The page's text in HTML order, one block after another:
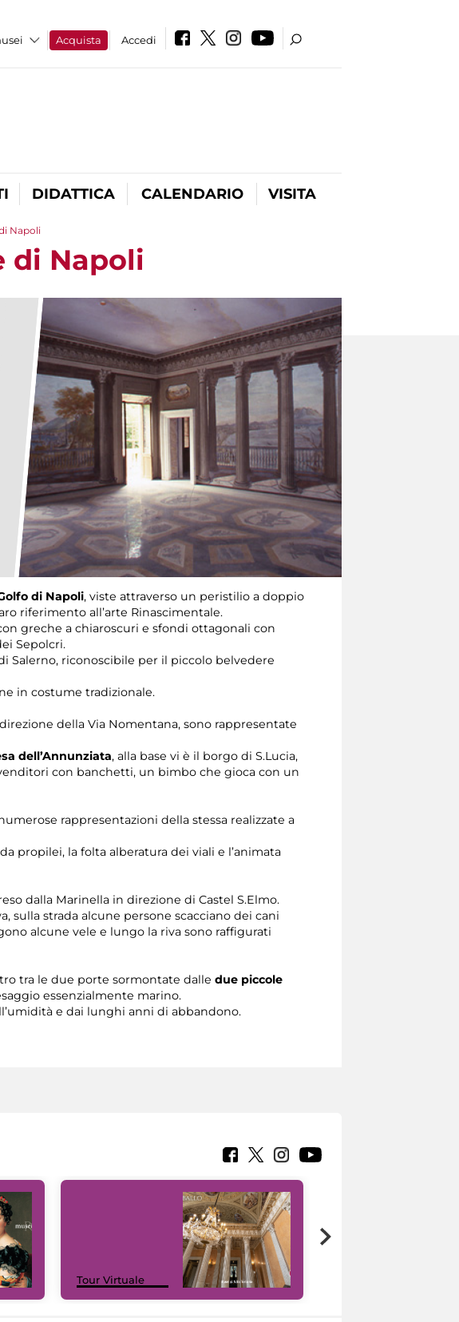
Acquista Accedi
DIDATTICA CALENDARIO VISITA
Napoli
di Napoli
di Napoli, viste attraverso un peristilio a doppio
riferimento all’arte Rinascimentale.
greche a chiaroscuri e sfondi ottagonali con
Sepolcri.
Salerno, riconoscibile per il piccolo belvedere
in costume tradizionale.
della Via Nomentana, sono rappresentate
dell’Annunziata, alla base vi è il borgo di S.Lucia,
con banchetti, un bimbo che gioca con un
rappresentazioni della stessa realizzate a
propilei, la folta alberatura dei viali e l’animata
dalla Marinella in direzione di Castel S.Elmo.
sulla strada alcune persone scacciano dei cani
alcune vele e lungo la riva sono raffigurati
tra le due porte sormontate dalle due piccole
essenzialmente marino.
e dai lunghi anni di abbandono.
Tour Virtuale